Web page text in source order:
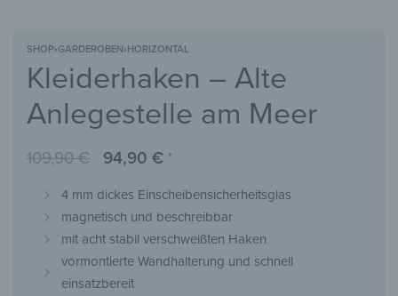
SHOP›GARDEROBEN › HORIZONTAL
Kleiderhaken – Alte
Anlegestelle am Meer
109,90€ 94,90 € *
4 mm dickes Einscheibensicherheitsglas
magnetisch und beschreibbar
mit acht stabil verschweißten Haken
vormontierte Wandhalterung und schnell
einsatzbereit